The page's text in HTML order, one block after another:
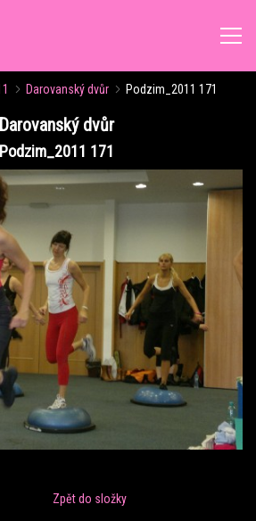
Darovanský dvůr Podzim_2011 171
Darovanský dvůr
Podzim_2011 171
Zpět do složky